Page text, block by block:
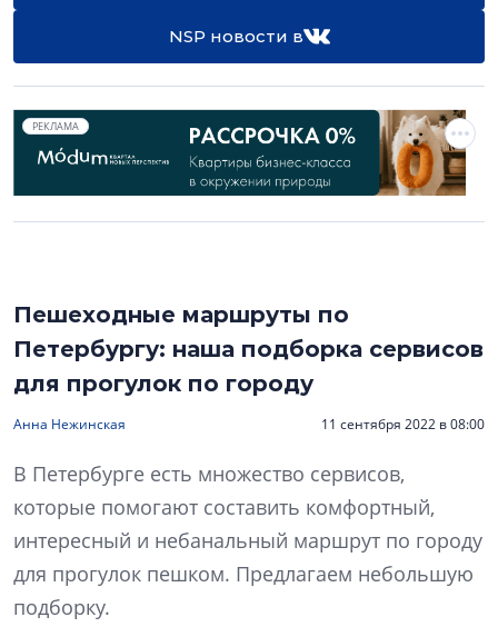
NSP новости в
РЕКЛАМА
Пешеходные маршруты по
Петербургу: наша подборка сервисов
для прогулок по городу
Анна Нежинская 11 сентября 2022 в 08:00
В Петербурге есть множество сервисов,
которые помогают составить комфортный,
интересный и небанальный маршрут по городу
для прогулок пешком. Предлагаем небольшую
подборку.